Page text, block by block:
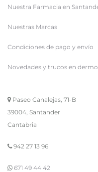
Nuestra Farmacia en
Nuestras Marcas
Condiciones de pago y envío
Novedades y trucos en
Paseo Canalejas, 71-B
39004, Santander
Cantabria
942 27 13 96
671 49 44 42